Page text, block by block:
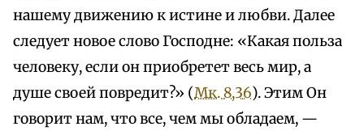
нашему движению к истине и любви. Далее
следует новое слово Господне: «Какая польза
человеку, если он приобретет весь мир, а
душе своей повредит?» (Мк. 8,36). Этим Он
говорит нам, что все, чем мы обладаем, —